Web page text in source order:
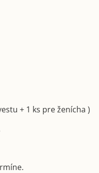
+ 1 ks pre ženícha )